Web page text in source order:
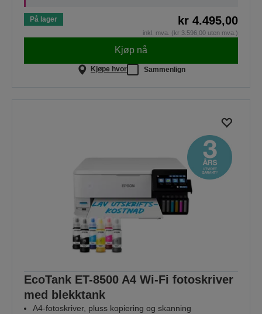
På lager kr 4.495,00
inkl. mva. (kr 3.596,00 uten mva.)
Kjøp nå
Kjøpe hvor Sammenlign
EcoTank ET-8500 A4 Wi-Fi fotoskriver
med blekktank
A4-fotoskriver, pluss kopiering og skanning